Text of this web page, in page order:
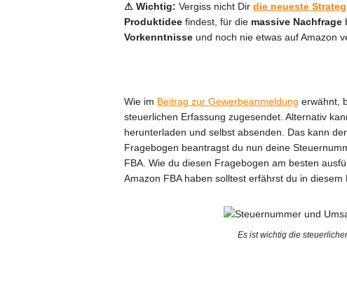
⚠ Wichtig: Vergiss nicht Dir die neueste
Produktideefindest, für die massive Nachfrage
Vorkenntnisse und noch nie etwas auf Amazon
Wie im Beitrag zur Gewerbeanmeldung erwähnt,
steuerlichen Erfassung zugesendet. Alternativ
herunterladen und selbst absenden. Das kann
Fragebogen beantragst du nun deine
FBA. Wie du diesen Fragebogen am besten
Amazon FBA haben solltest erfährst du in diesem
Es ist wichtig die